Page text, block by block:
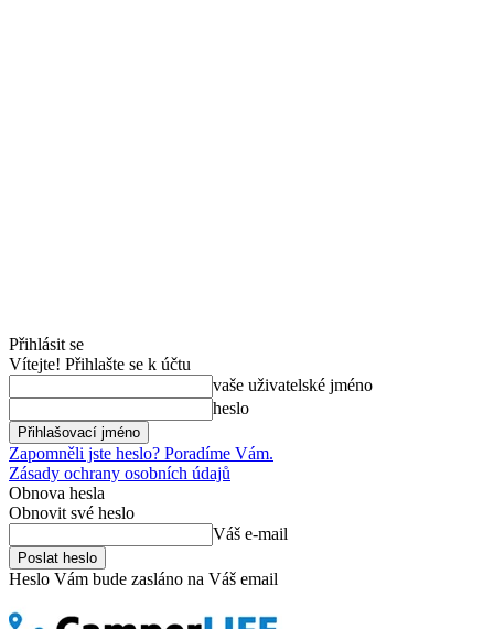
Přihlásit se
Vítejte! Přihlašte se k účtu
vaše uživatelské jméno
heslo
Zapomněli jste heslo? Poradíme Vám.
Zásady ochrany osobních údajů
Obnova hesla
Obnovit své heslo
Váš e-mail
Heslo Vám bude zasláno na Váš email